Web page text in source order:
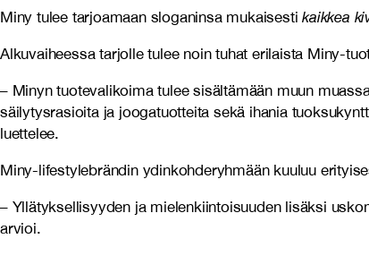
Miny tulee tarjoamaan sloganinsa mukaisestikaikkea
Alkuvaiheessa tarjolle tulee noin tuhat erilaista Miny-
– Minyn tuotevalikoima tulee sisältämään muun
säilytysrasioita ja joogatuotteita sekä ihania
luettelee.
Miny-lifestylebrändin ydinkohderyhmään kuuluu
– Yllätyksellisyyden ja mielenkiintoisuuden lisäksi
arvioi.